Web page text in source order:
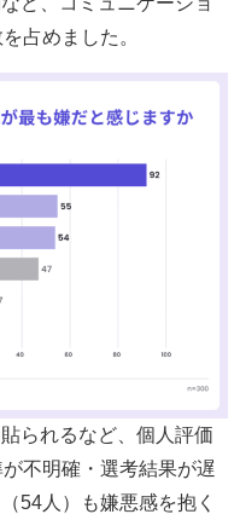
占めました。
られるなど、個人評価
不明確・選考結果が遅
54人）も嫌悪感を抱く